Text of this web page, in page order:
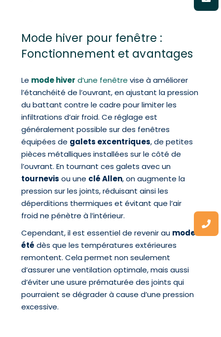
Mode hiver pour fenêtre :
Fonctionnement et avantages
Le mode hiver d’une fenêtre vise à améliorer
l’étanchéité de l’ouvrant, en ajustant la pression
du battant contre le cadre pour limiter les
infiltrations d’air froid. Ce réglage est
généralement possible sur des fenêtres
équipées de galets excentriques, de petites
pièces métalliques installées sur le côté de
l’ouvrant. En tournant ces galets avec un
tournevis ou une clé Allen, on augmente la
pression sur les joints, réduisant ainsi les
déperditions thermiques et évitant que l’air
froid ne pénètre à l’intérieur.
Cependant, il est essentiel de revenir au mode
été dès que les températures extérieures
remontent. Cela permet non seulement
d’assurer une ventilation optimale, mais aussi
d’éviter une usure prématurée des joints qui
pourraient se dégrader à cause d’une pression
excessive.